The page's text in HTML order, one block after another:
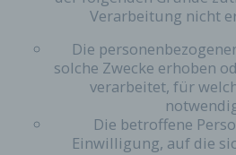
Verarbeitung nicht
Die
solche Zwecke erhoben
verarbeitet, für
Die betroffene
Einwilligung, auf die
dazu, der betroffenen
Leistungen anzubieten, die
Sache nur registrierten
werden können.
Möglichkeit frei, die bei
angegebenen
jederzeit abzuändern oder
Datenbestand des für